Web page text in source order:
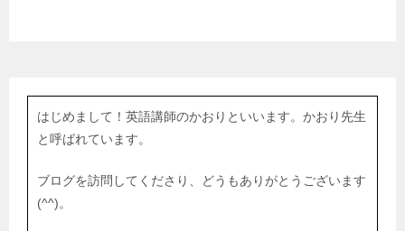
はじめまして！英語講師のかおりといいます。かおり先生
と呼ばれています。
ブログを訪問してくださり、どうもありがとうございます
(^^)。